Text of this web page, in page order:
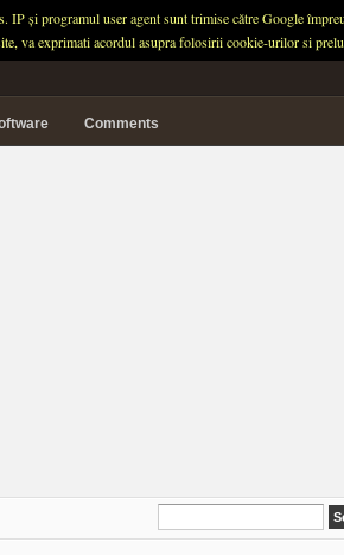
Comments
și programul user agent sunt trimise către Google
va exprimati acordul asupra folosirii cookie-urilor si